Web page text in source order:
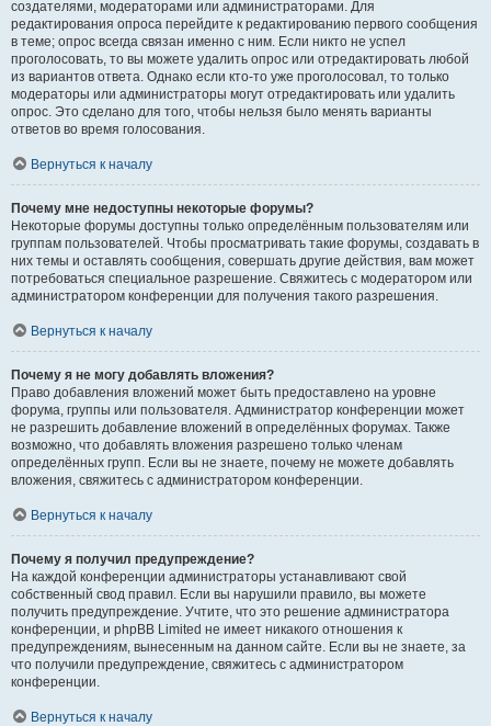
создателями, модераторами или администраторами. Для
редактирования опроса перейдите к редактированию первого сообщения
в теме; опрос всегда связан именно с ним. Если никто не успел
проголосовать, то вы можете удалить опрос или отредактировать любой
из вариантов ответа. Однако если кто-то уже проголосовал, то только
модераторы или администраторы могут отредактировать или удалить
опрос. Это сделано для того, чтобы нельзя было менять варианты
ответов во время голосования.
Вернуться к началу
Почему мне недоступны некоторые форумы?
Некоторые форумы доступны только определённым пользователям или
группам пользователей. Чтобы просматривать такие форумы, создавать в
них темы и оставлять сообщения, совершать другие действия, вам может
потребоваться специальное разрешение. Свяжитесь с модератором или
администратором конференции для получения такого разрешения.
Вернуться к началу
Почему я не могу добавлять вложения?
Право добавления вложений может быть предоставлено на уровне
форума, группы или пользователя. Администратор конференции может
не разрешить добавление вложений в определённых форумах. Также
возможно, что добавлять вложения разрешено только членам
определённых групп. Если вы не знаете, почему не можете добавлять
вложения, свяжитесь с администратором конференции.
Вернуться к началу
Почему я получил предупреждение?
На каждой конференции администраторы устанавливают свой
собственный свод правил. Если вы нарушили правило, вы можете
получить предупреждение. Учтите, что это решение администратора
конференции, и phpBB Limited не имеет никакого отношения к
предупреждениям, вынесенным на данном сайте. Если вы не знаете, за
что получили предупреждение, свяжитесь с администратором
конференции.
Вернуться к началу